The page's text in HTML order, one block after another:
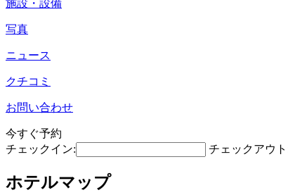
施設・設備
写真
ニュース
クチコミ
お問い合わせ
今すぐ予約
チェックイン:
チェックアウ
ホテルマップ